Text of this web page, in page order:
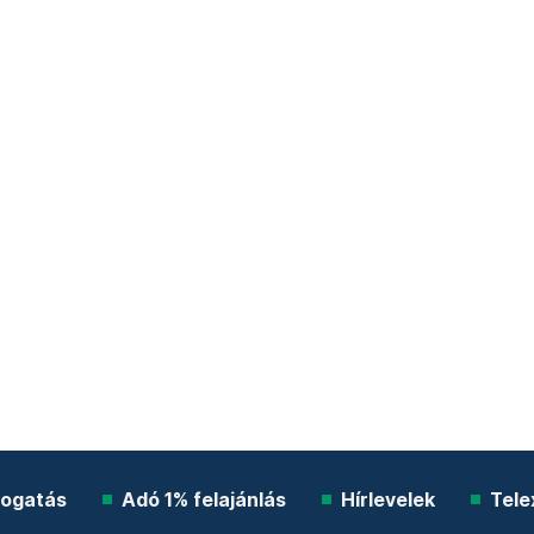
Adó 1% felajánlás Hírlevelek